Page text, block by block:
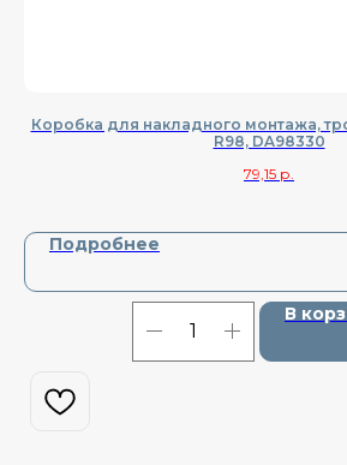
Коробка для накладного монтажа,
R98, DA98330
79,15 р.
Подробнее
В